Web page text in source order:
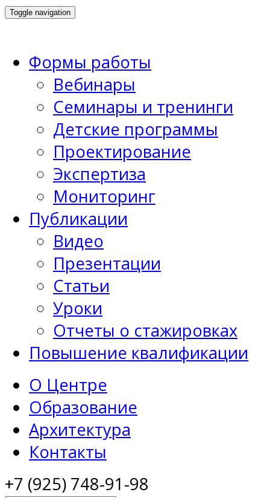
Toggle navigation
Формы работы
Вебинары
Семинары и тренинги
Детские программы
Проектирование
Экспертиза
Мониторинг
Публикации
Видео
Презентации
Статьи
Уроки
Отчеты о стажировках
Повышение квалификации
О Центре
Образование
Архитектура
Контакты
+7 (925) 748-91-98